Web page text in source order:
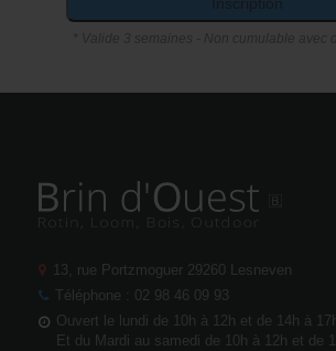
13, rue Portzmoguer 29260 Lesneven
Téléphone : 02 98 46 09 93
Ouvert le lundi de 10h à 12h et de 14h à
Et du Mardi au samedi de 10h à 12h et de